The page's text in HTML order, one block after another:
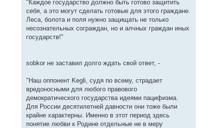
"Каждое государство должно быть готово защитить
себя, а это могут сделать готовые для этого граждане.
Леса, болота и поля нужно защищать не только
несознательных сограждан, но и алчных граждан иных
государств!"
sobkor не заставил долго ждать свой ответ, -
"Наш оппонент Kegli, судя по всему, страдает
вредоносными для любого правового
демократического государства идеями пацифизма.
Для России десятилетней давности они тоже были
крайне характерны. Именно в этот период здесь
понятие любви к Родине отдельные не в меру